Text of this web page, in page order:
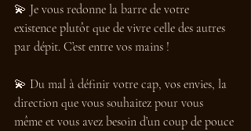
💫 Je vous redonne la barre de votre
existence plutôt que de vivre celle des autres
par dépit. C’est entre vos mains !
💫 Du mal à définir votre cap, vos envies, la
direction que vous souhaitez pour vous
même et vous avez besoin d’un coup de pouce